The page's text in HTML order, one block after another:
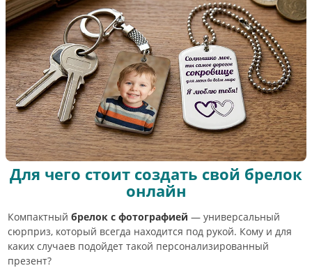
Для чего стоит создать свой брелок
онлайн
Компактный брелок с фотографией — универсальный
сюрприз, который всегда находится под рукой. Кому и для
каких случаев подойдет такой персонализированный
презент?